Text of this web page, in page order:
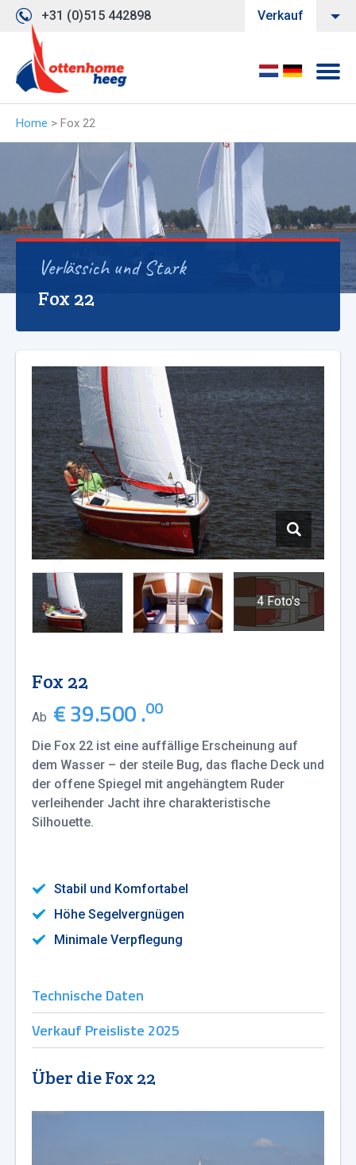
+31 (0)515 442898 Verkauf
Home > Fox 22
Verlässich und Stark
Fox 22
4 Foto's
Fox 22
Ab € 39.500 .00
Die Fox 22 ist eine auffällige Erscheinung auf
dem Wasser – der steile Bug, das flache Deck und
der offene Spiegel mit angehängtem Ruder
verleihender Jacht ihre charakteristische
Silhouette.
Stabil und Komfortabel
Höhe Segelvergnügen
Minimale Verpflegung
Technische Daten
Verkauf Preisliste 2025
Über die Fox 22